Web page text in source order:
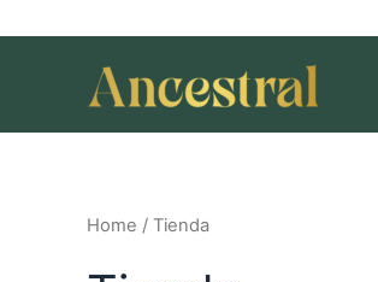
Home / Tienda